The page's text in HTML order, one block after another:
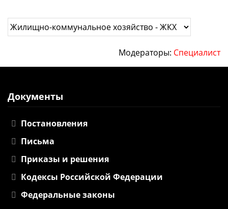
Модераторы: Специалист
Документы
Постановления
Письма
Приказы и решения
Кодексы Российской Федерации
Федеральные законы